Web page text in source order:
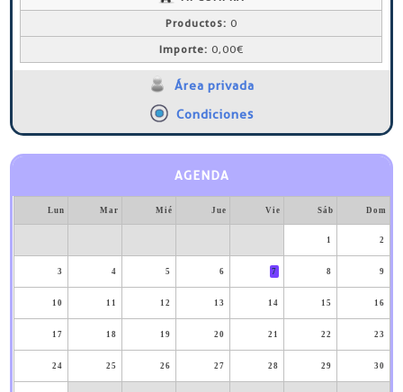
Productos: 0
Importe: 0,00€
Área privada
Condiciones
AGENDA
Lun Mar Mié Jue Vie Sáb Dom
1 2
3 4 5 6 7 8 9
10 11 12 13 14 15 16
17 18 19 20 21 22 23
24 25 26 27 28 29 30